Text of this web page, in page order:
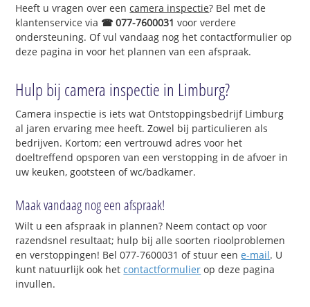
Heeft u vragen over eencamera inspectie? Bel met de
klantenservice via ☎ 077-7600031 voor verdere
ondersteuning. Of vul vandaag nog het contactformulier op
deze pagina in voor het plannen van een afspraak.
Hulp bij camera inspectie in Limburg?
Camera inspectie is iets wat Ontstoppingsbedrijf Limburg
al jaren ervaring mee heeft. Zowel bij particulieren als
bedrijven. Kortom; een vertrouwd adres voor het
doeltreffend opsporen van een verstopping in de afvoer in
uw keuken, gootsteen of wc/badkamer.
Maak vandaag nog een afspraak!
Wilt u een afspraak in plannen? Neem contact op voor
razendsnel resultaat; hulp bij alle soorten rioolproblemen
en verstoppingen! Bel 077-7600031 of stuur eene-mail. U
kunt natuurlijk ook hetcontactformulier op deze pagina
invullen.